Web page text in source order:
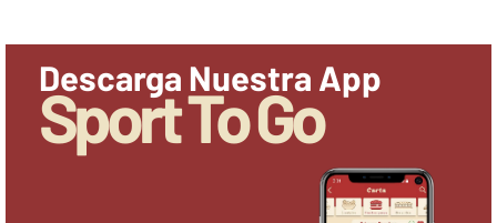
Descarga Nuestra App
Sport To Go